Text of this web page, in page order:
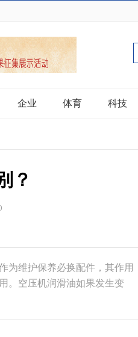
企业 体育 科技
？
为维护保养必换配件，其作用
。空压机润滑油如果发生变